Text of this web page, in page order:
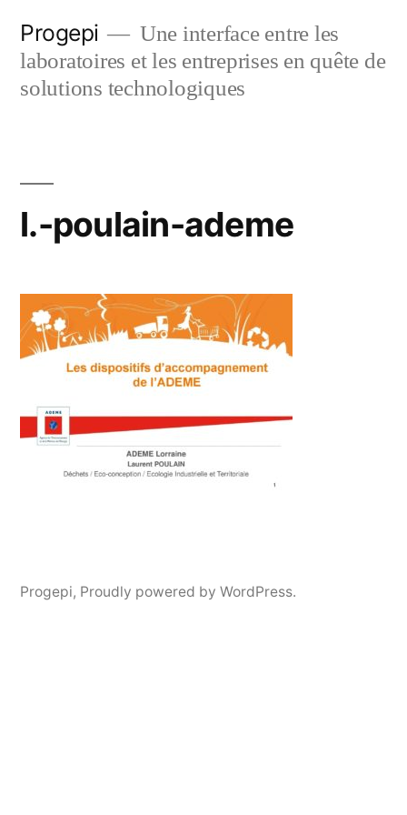
content
Progepi
Une interface entre les
laboratoires et les entreprises en quête de
solutions technologiques
l.-poulain-ademe
Progepi, Proudly powered by WordPress.